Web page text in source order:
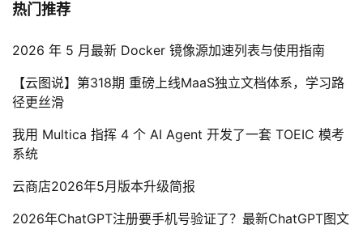
热门推荐
2026 年 5 月最新 Docker 镜像源加速列表与使用指南
【云图说】第318期 重磅上线MaaS独立文档体系，学习路
径更丝滑
我用 Multica 指挥 4 个 AI Agent 开发了一套 TOEIC 模考
系统
云商店2026年5月版本升级简报
2026年ChatGPT注册要手机号验证了？最新ChatGPT图文